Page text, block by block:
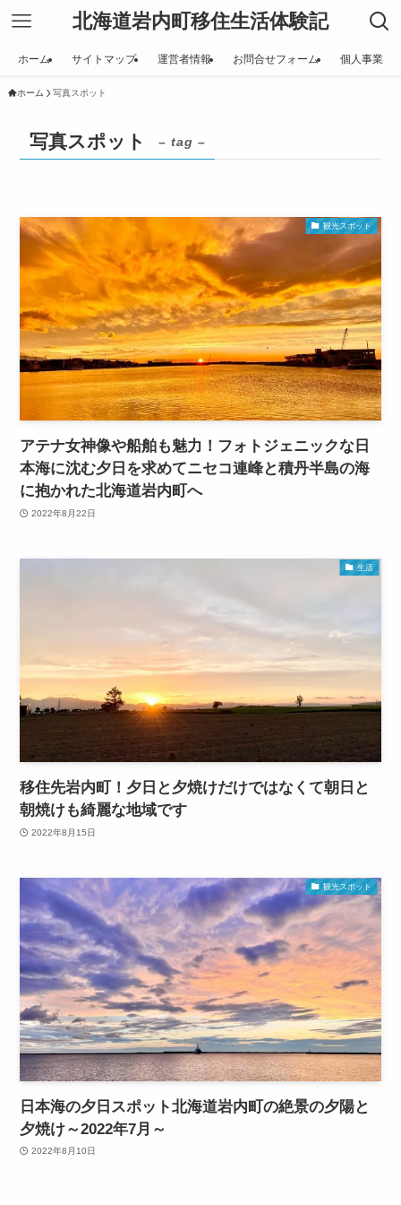
北海道岩内町移住生活体験記
ホーム サイトマップ 運営者情報 お問合せフォーム 個人事業
ホーム 写真スポット
写真スポット – tag –
観光スポット
アテナ女神像や船舶も魅力！フォトジェニックな日
本海に沈む夕日を求めてニセコ連峰と積丹半島の海
に抱かれた北海道岩内町へ
2022年8月22日
生活
移住先岩内町！夕日と夕焼けだけではなくて朝日と
朝焼けも綺麗な地域です
2022年8月15日
観光スポット
日本海の夕日スポット北海道岩内町の絶景の夕陽と
夕焼け～2022年7月～
2022年8月10日